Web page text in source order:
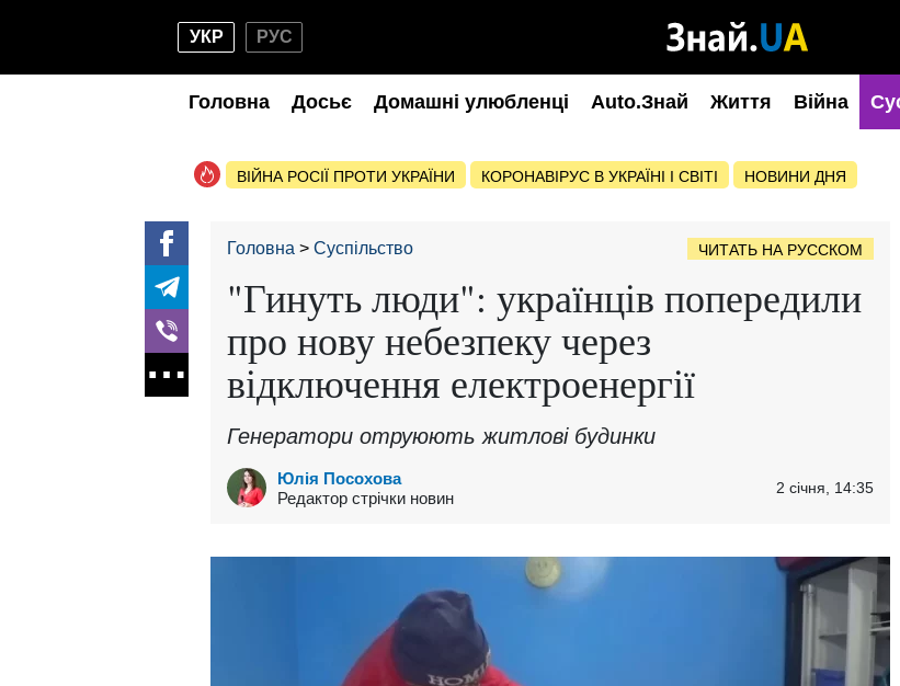
УКР РУС
Головна Досьє Домашні улюбленці Auto.Знай Життя Війна
ВІЙНА РОСІЇ ПРОТИ УКРАЇНИ КОРОНАВІРУС В УКРАЇНІ І СВІТІ НОВИНИ ДНЯ
Головна Суспільство ЧИТАТЬ НА РУССКОМ
"Гинуть люди": українців попередили
про нову небезпеку через
відключення електроенергії
Генератори отруюють житлові будинки
Юлія Посохова
Редактор стрічки новин
2 січня, 14:35